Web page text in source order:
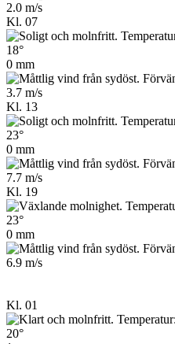
2.0 m/s
Kl. 07
18°
0 mm
3.7 m/s
Kl. 13
23°
0 mm
7.7 m/s
Kl. 19
23°
0 mm
6.9 m/s
Kl. 01
20°